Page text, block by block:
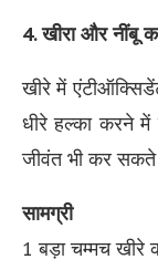
4. खीरा और नींबू
खीरे में
धीरे हल्का करने
जीवंत भी कर
सामग्री
1 बड़ा चम्मच खीरे